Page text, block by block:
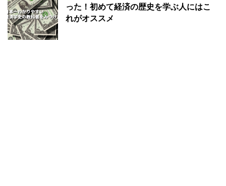
った！初めて経済の歴史を学ぶ人にはこ
れがオススメ